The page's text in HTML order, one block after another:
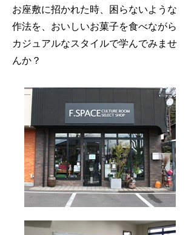
​お座敷に招かれた時、困らないような
作法を、おいしいお菓子を食べながら
カジュアルなスタイルで学んでみませ
んか？